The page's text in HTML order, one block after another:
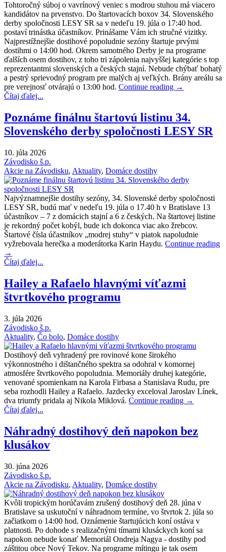
Tohtoročný súboj o vavrínový veniec s modrou stuhou má viacero
kandidátov na prvenstvo. Do štartovacích boxov 34. Slovenského
derby spoločnosti LESY SR sa v nedeľu 19. júla o 17:40 hod.
postaví trinástka účastníkov. Prinášame Vám ich stručné vizitky.
Najprestížnejšie dostihové popoludnie sezóny štartuje prvými
dostihmi o 14:00 hod. Okrem samotného Derby je na programe
ďalších osem dostihov, z toho tri zápolenia najvyššej kategórie s top
reprezentantmi slovenských a českých stajní. Nebude chýbať bohatý
a pestrý sprievodný program pre malých aj veľkých. Brány areálu sa
pre verejnosť otvárajú o 13:00 hod. Continue reading →
Čítaj ďalej...
Poznáme finálnu štartovú listinu 34.
Slovenského derby spoločnosti LESY SR
10. júla 2026
Závodisko š.p.
Akcie na Závodisku, Aktuality, Domáce dostihy
Najvýznamnejšie dostihy sezóny, 34. Slovenské derby spoločnosti
LESY SR, budú mať v nedeľu 19. júla o 17.40 h v Bratislave 13
účastníkov – 7 z domácich stajní a 6 z českých. Na štartovej listine
je rekordný počet kobýl, bude ich dokonca viac ako žrebcov.
Štartové čísla účastníkov „modrej stuhy“ v piatok napoludnie
vyžrebovala herečka a moderátorka Karin Haydu. Continue reading
→
Čítaj ďalej...
Hailey a Rafaelo hlavnými víťazmi
štvrtkového programu
3. júla 2026
Závodisko š.p.
Aktuality, Čo bolo, Domáce dostihy
Dostihový deň vyhradený pre rovinové kone širokého
výkonnostného i dištančného spektra sa odohral v komornej
atmosfére štvrtkového popoludnia. Memoriály druhej kategórie,
venované spomienkam na Karola Firbasa a Stanislava Rudu, pre
seba rozhodli Hailey a Rafaelo. Jazdecky exceloval Jaroslav Línek,
dva triumfy pridala aj Nikola Miklová. Continue reading →
Čítaj ďalej...
Náhradný dostihový deň napokon bez
klusákov
30. júna 2026
Závodisko š.p.
Akcie na Závodisku, Aktuality, Domáce dostihy
Kvôli tropickým horúčavám zrušený dostihový deň 28. júna v
Bratislave sa uskutoční v náhradnom termíne, vo štvrtok 2. júla so
začiatkom o 14:00 hod. Oznámenie štartujúcich koní ostáva v
platnosti. Po dohode s realizačnými tímami klusáckych koní sa
napokon nebude konať Memoriál Ondreja Nagya - dostihy pod
záštitou obce Nový Tekov. Na programe mítingu je tak osem